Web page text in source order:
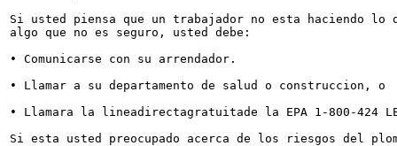
Si usted piensa que un trabajador no esta haciendo lo
algo que no es seguro, usted debe:
• Comunicarse con su arrendador.
• Llamar a su departamento de salud o construccion, o
• Llamara la lineadirectagratuitade la EPA 1-800-424
Si esta usted preocupado acerca de los riesgos del